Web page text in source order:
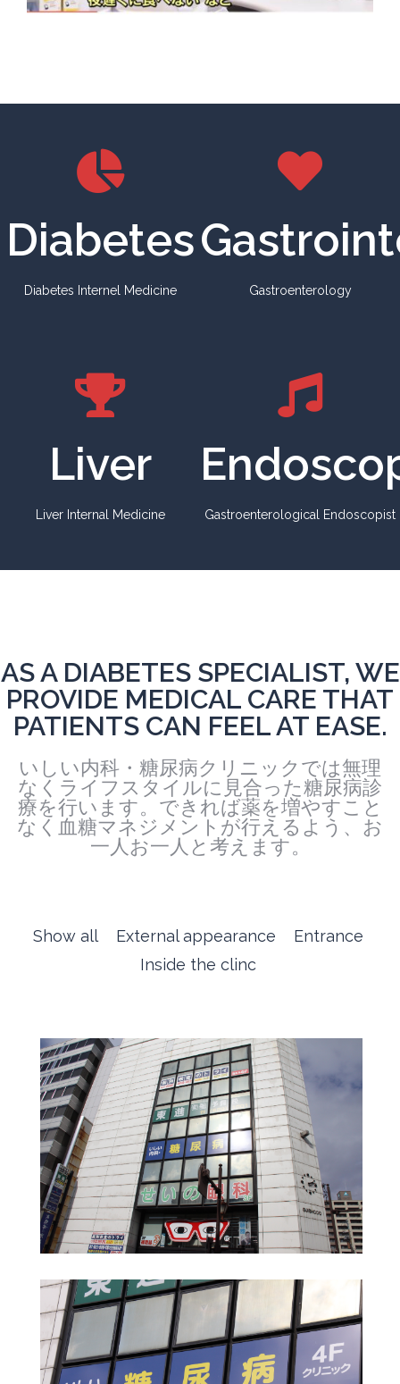
Diabetes
Diabetes Internel Medicine Gastroenterology
Liver
Liver Internal Medicine Gastroenterological Endoscopist
AS A DIABETES SPECIALIST, WE
PROVIDE MEDICAL CARE THAT
PATIENTS CAN FEEL AT EASE.
いしい内科・糖尿病クリニックでは無理
なくライフスタイルに見合った糖尿病診
療を行います。できれば薬を増やすこと
なく血糖マネジメントが行えるよう、お
一人お一人と考えます。
Show all External appearance
Entrance
Inside the clinc